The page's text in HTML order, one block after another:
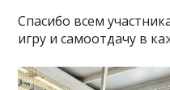
Спасибо всем
игру и самоотдачу в